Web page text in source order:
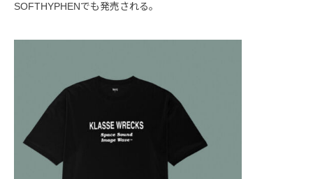
SOFTHYPHENでも発売される。